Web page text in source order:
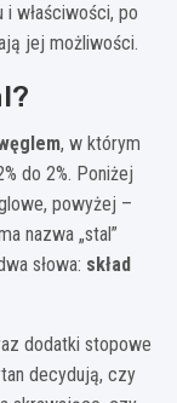
i właściwości, po
jej możliwości.
, w którym
do 2%. Poniżej
powyżej –
nazwa „stal”
słowa: skład
dodatki stopowe
decydują, czy